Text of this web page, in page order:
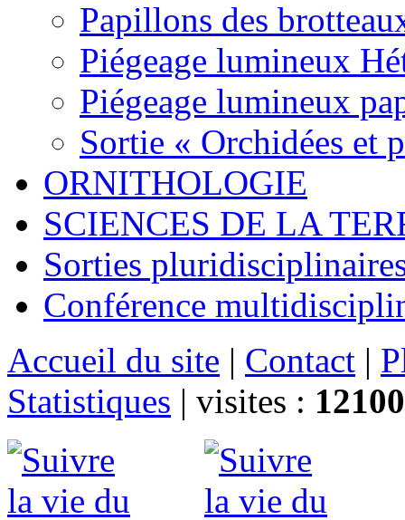
Papillons des
Piégeage lumineux
Piégeage lumineux
Sortie « Orchidées et
ORNITHOLOGIE
SCIENCES DE LA
Sorties
Conférence
Accueil du site | Contact |
Statistiques | visites :